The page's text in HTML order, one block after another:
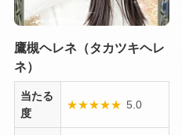
鷹槻ヘレネ（タカツキヘレ
ネ）
当たる
度
★★★★★ 5.0